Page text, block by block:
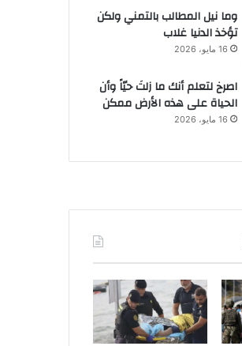
وما نيل المطالب بالتمني ولكن
تؤخذ الدنيا غلاب
16 مايو، 2026
‫اصرخ لتعلم أنك ما زلتَ حيّاً وأن
الحياة على هذه الأرض ممكن
16 مايو، 2026